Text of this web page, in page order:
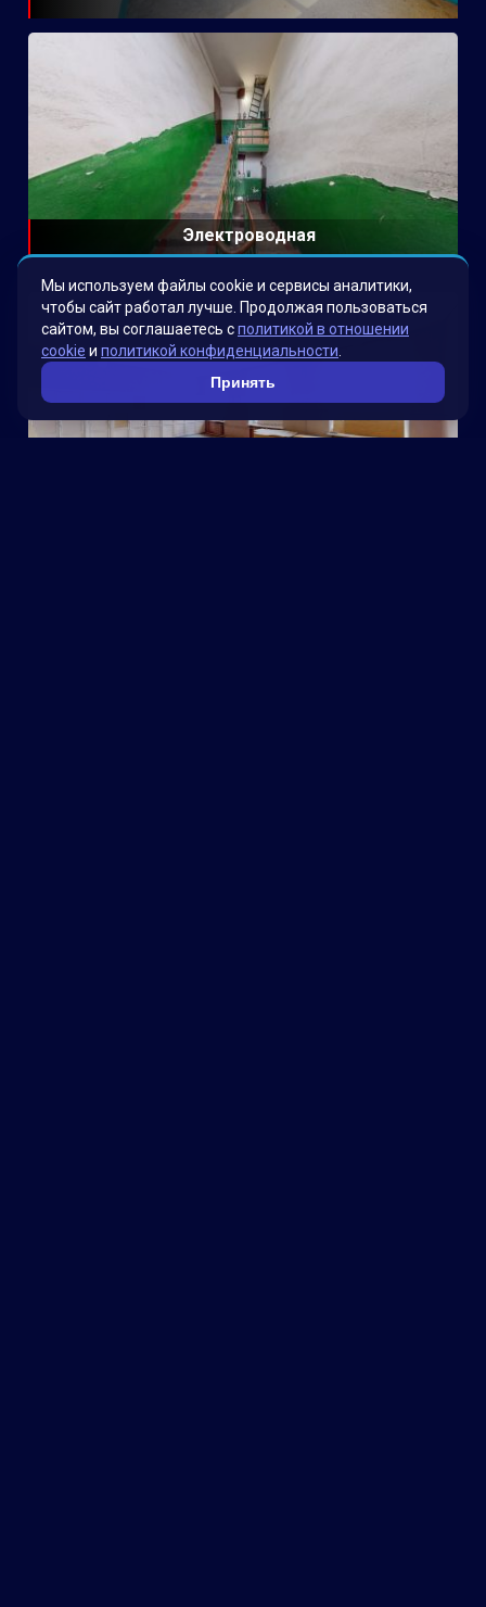
Электроводная
Мы используем файлы cookie и сервисы аналитики,
чтобы сайт работал лучше. Продолжая пользоваться
сайтом, вы соглашаетесь сполитикой в отношении
cookie и политикой конфиденциальности
Принять